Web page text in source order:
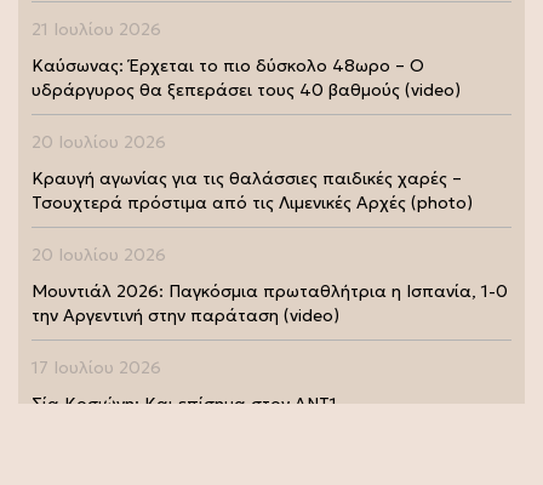
21 Ιουλίου 2026
Καύσωνας: Έρχεται το πιο δύσκολο 48ωρο – Ο
υδράργυρος θα ξεπεράσει τους 40 βαθμούς (video)
20 Ιουλίου 2026
Κραυγή αγωνίας για τις θαλάσσιες παιδικές χαρές –
Τσουχτερά πρόστιμα από τις Λιμενικές Αρχές (photo)
20 Ιουλίου 2026
Μουντιάλ 2026: Παγκόσμια πρωταθλήτρια η Ισπανία, 1-0
την Αργεντινή στην παράταση (video)
17 Ιουλίου 2026
Σία Κοσιώνη: Και επίσημα στον ΑΝΤ1